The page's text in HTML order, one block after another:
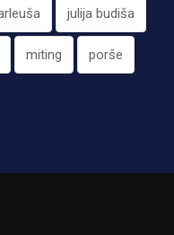
julija budiša
miting porše